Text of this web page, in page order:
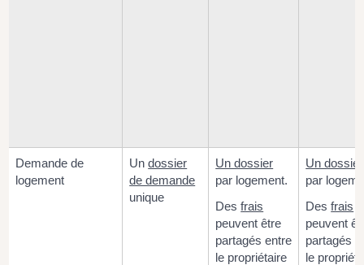
Demande de
logement
Undossier
de demande
unique
Un dossier
par logement.
Desfrais
peuvent être
partagés entre
le propriétaire
Un dossier
par
Desfrais
peuvent
partagés
le